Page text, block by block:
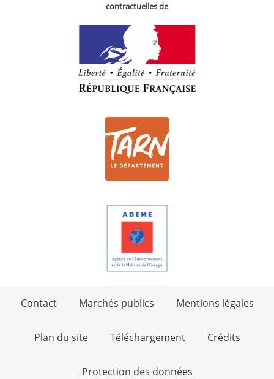
contractuelles de
Contact Marchés publics Mentions légales
Plan du site Téléchargement Crédits
Protection des données